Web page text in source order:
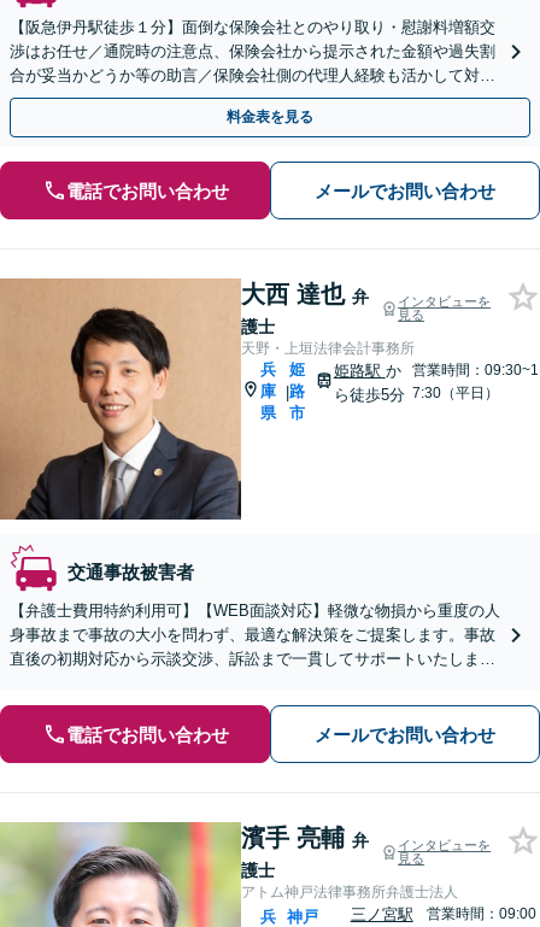
【阪急伊丹駅徒歩１分】面倒な保険会社とのやり取り・慰謝料増額交
渉はお任せ／通院時の注意点、保険会社から提示された金額や過失割
合が妥当かどうか等の助言／保険会社側の代理人経験も活かして対応
します【弁護士費用特約OK】
料金表を見る
電話でお問い合わせ メールでお問い合わせ
大西 達也 弁
護士
インタビューを
見る
天野・上垣法律会計事務所
兵
庫
県
|
姫
路
市
姫路駅 か
ら徒歩5分
営業時間：09:30~1
7:30（平日）
交通事故被害者
【弁護士費用特約利用可】【WEB面談対応】軽微な物損から重度の人
身事故まで事故の大小を問わず、最適な解決策をご提案します。事故
直後の初期対応から示談交渉、訴訟まで一貫してサポートいたします
電話でお問い合わせ メールでお問い合わせ
濱手 亮輔 弁
護士
インタビューを
見る
アトム神戸法律事務所弁護士法人
兵 神戸
三ノ宮駅
営業時間：09:00